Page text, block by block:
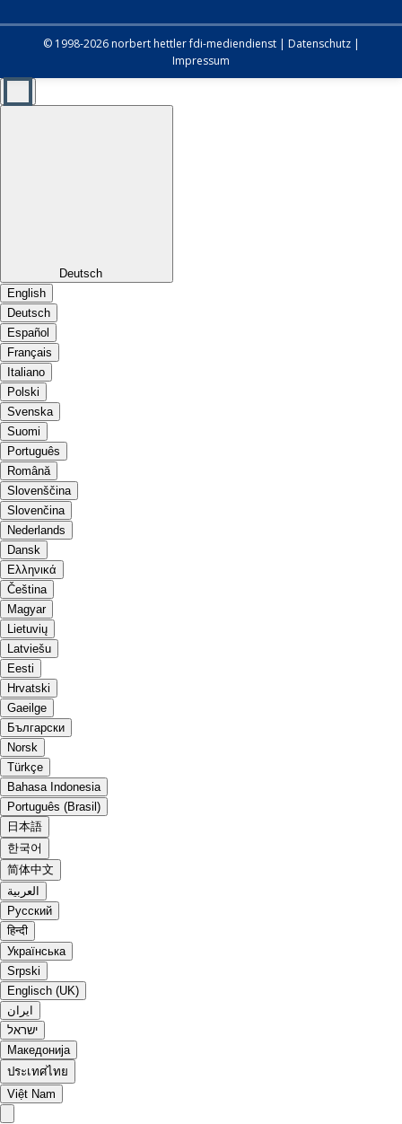
© 1998-2026 norbert hettlerfdi-mediendienst| Datenschutz|
Impressum
Deutsch
English
Deutsch
Español
Français
Italiano
Polski
Svenska
Suomi
Português
Română
Slovenščina
Slovenčina
Nederlands
Dansk
Ελληνικά
Čeština
Magyar
Lietuvių
Latviešu
Eesti
Hrvatski
Gaeilge
Български
Norsk
Türkçe
Bahasa Indonesia
Português (Brasil)
日本語
한국어
简体中文
العربية
Русский
हिन्दी
Українська
Srpski
Englisch (UK)
ایران
ישראל
Македонија
ประเทศไทย
Việt Nam